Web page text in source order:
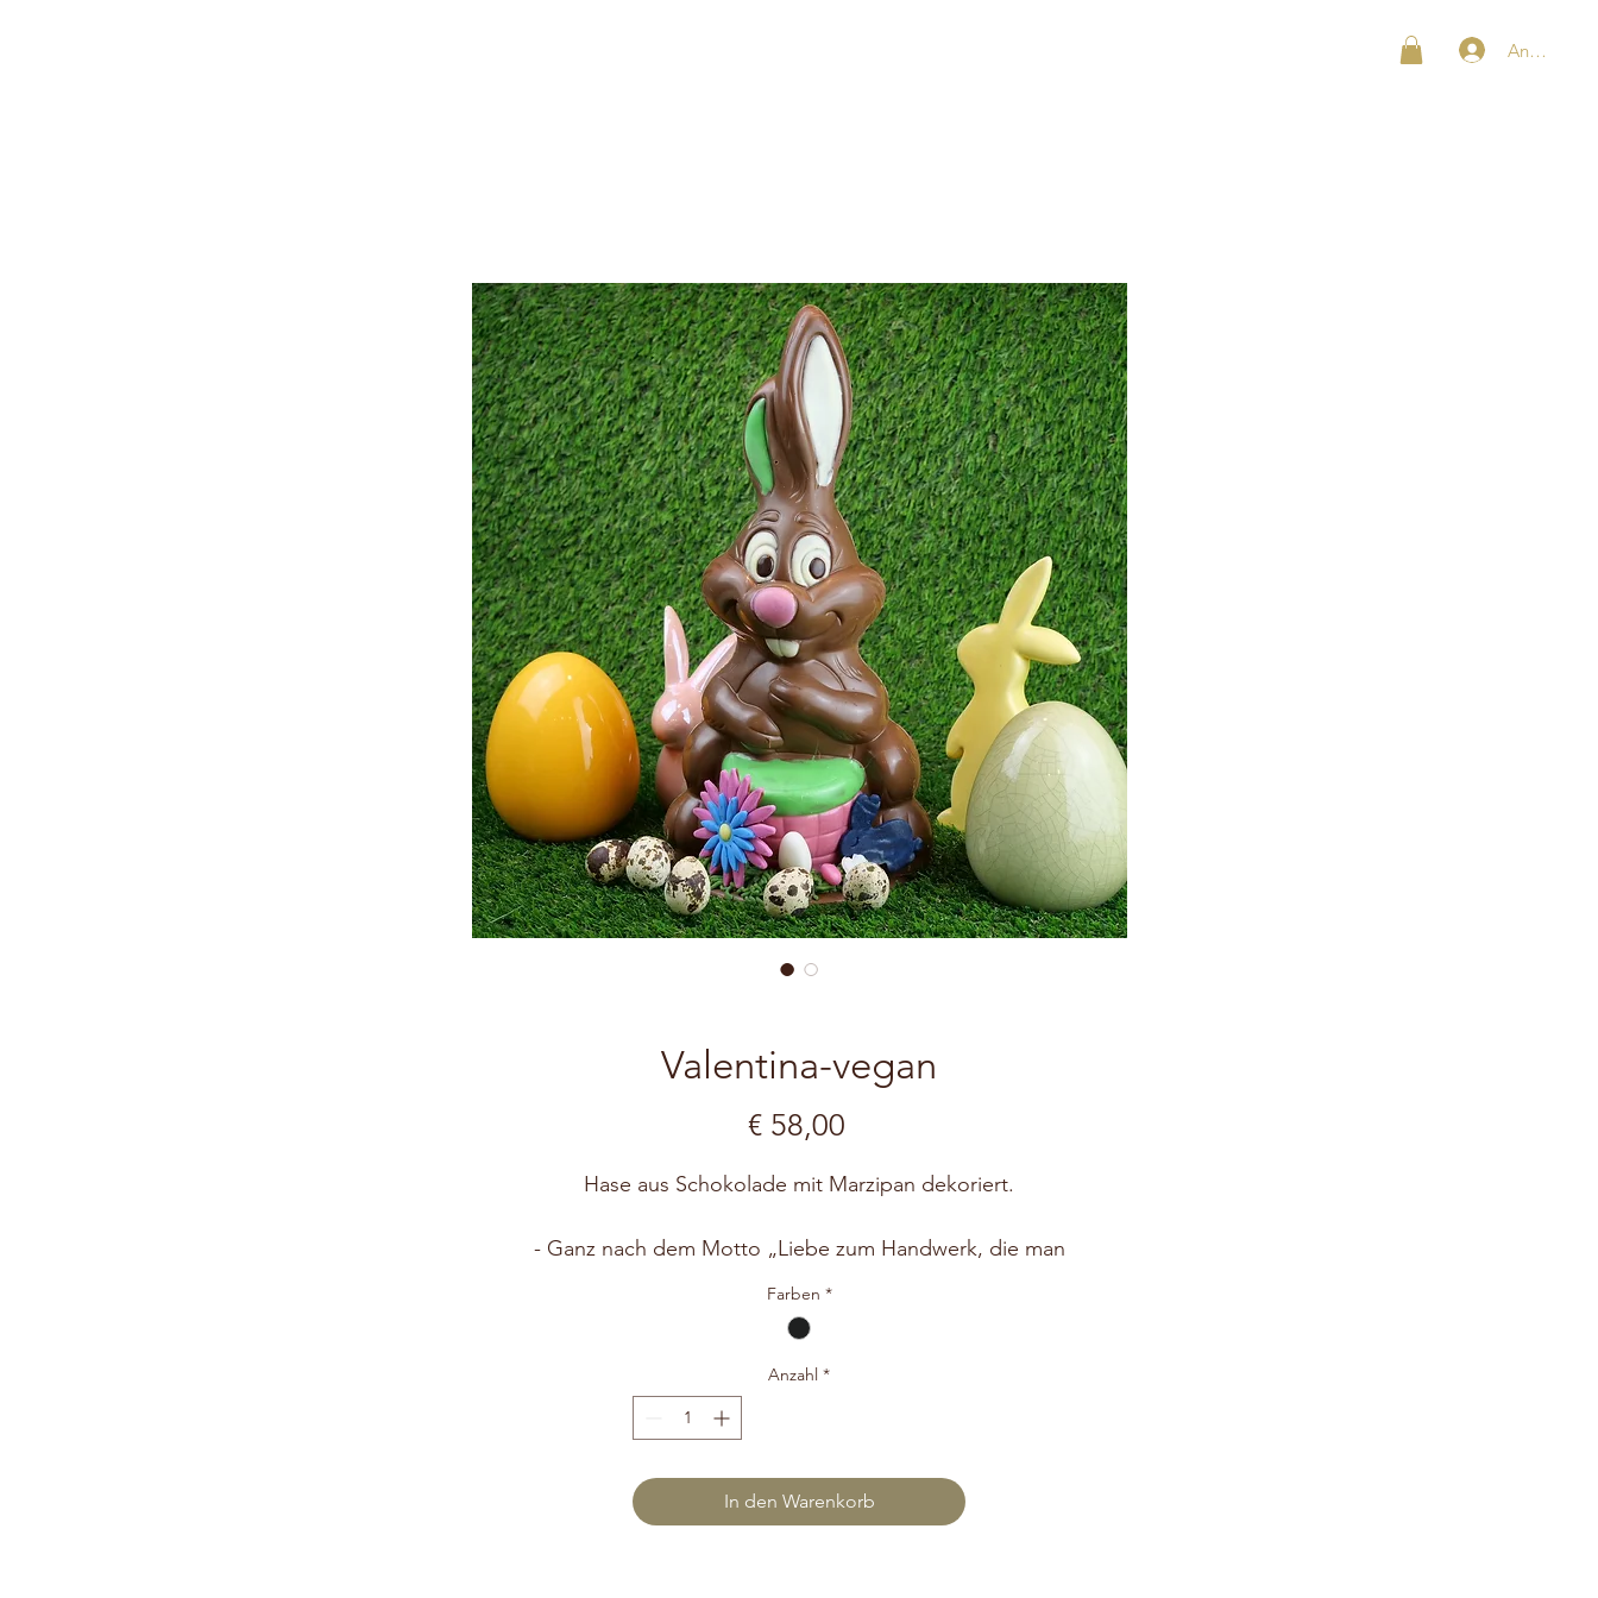
Anmelden
Valentina-vegan
€ 58,00Preis
Hase aus Schokolade mit Marzipan dekoriert.
- Ganz nach dem Motto „Liebe zum Handwerk, die man
schmeckt“. -
Für die Herstellung unserer handgefertigten Schokolade-
Osterhasen verwenden wir ausschließlich Kakao aus
nachhaltigem Anbau und wir verzichten bei all unseren
süßen Kunstwerken auf Konservierungsstoffe, künstliche
Färbemittel und Geschmacksverstärker.
Farben *
Anzahl *
In den Warenkorb